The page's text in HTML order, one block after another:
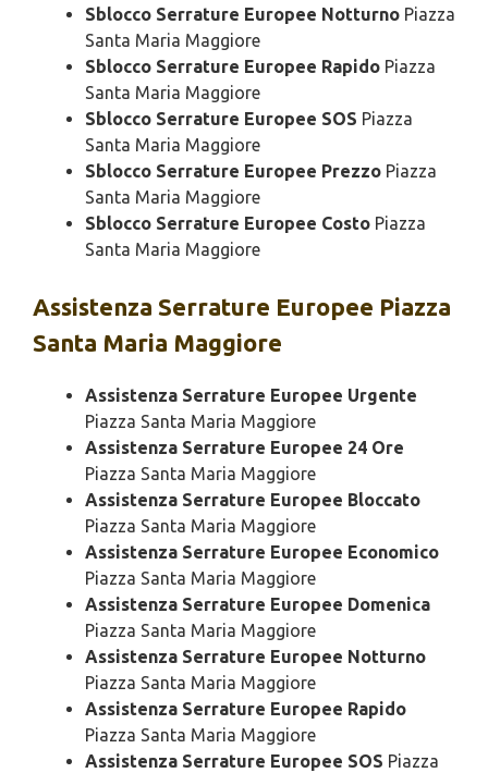
Sblocco Serrature Europee Notturno Piazza
Santa Maria Maggiore
Sblocco Serrature Europee Rapido Piazza
Santa Maria Maggiore
Sblocco Serrature Europee SOS Piazza
Santa Maria Maggiore
Sblocco Serrature Europee Prezzo Piazza
Santa Maria Maggiore
Sblocco Serrature Europee Costo Piazza
Santa Maria Maggiore
Assistenza Serrature Europee Piazza
Santa Maria Maggiore
Assistenza Serrature Europee Urgente
Piazza Santa Maria Maggiore
Assistenza Serrature Europee 24 Ore
Piazza Santa Maria Maggiore
Assistenza Serrature Europee Bloccato
Piazza Santa Maria Maggiore
Assistenza Serrature Europee Economico
Piazza Santa Maria Maggiore
Assistenza Serrature Europee Domenica
Piazza Santa Maria Maggiore
Assistenza Serrature Europee Notturno
Piazza Santa Maria Maggiore
Assistenza Serrature Europee Rapido
Piazza Santa Maria Maggiore
Assistenza Serrature Europee SOS Piazza